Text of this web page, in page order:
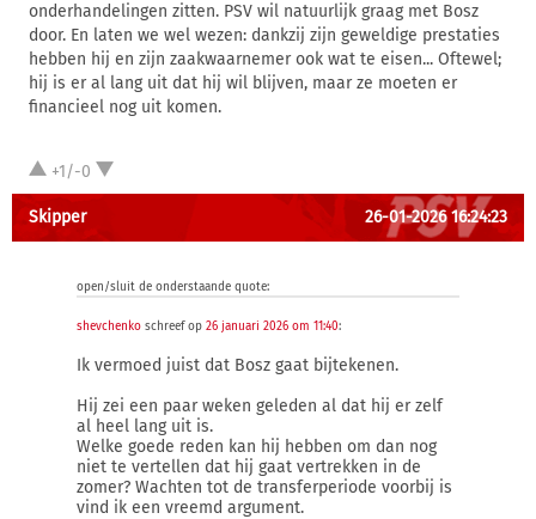
onderhandelingen zitten. PSV wil natuurlijk graag met Bosz
door. En laten we wel wezen: dankzij zijn geweldige prestaties
hebben hij en zijn zaakwaarnemer ook wat te eisen... Oftewel;
hij is er al lang uit dat hij wil blijven, maar ze moeten er
financieel nog uit komen.
+1/-0
Skipper 26-01-2026 16:24:23
open/sluit de onderstaande quote:
shevchenko schreef op 26 januari 2026 om 11:40:
Ik vermoed juist dat Bosz gaat bijtekenen.
Hij zei een paar weken geleden al dat hij er zelf
al heel lang uit is.
Welke goede reden kan hij hebben om dan nog
niet te vertellen dat hij gaat vertrekken in de
zomer? Wachten tot de transferperiode voorbij is
vind ik een vreemd argument.